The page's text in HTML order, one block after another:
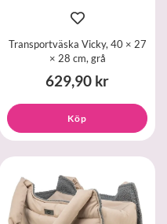
Transportväska Vicky, 40 × 27
× 28 cm, grå
629,90 kr
Köp